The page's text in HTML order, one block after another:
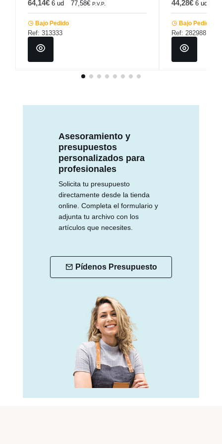
64,14€ 6 ud 77,58€ P.V.P.
Bajo Pedido
Ref: 313333
44,28€ 6 ud
Bajo Pedido
Ref: 282988
Asesoramiento y
presupuestos
personalizados para
profesionales
Solicita tu presupuesto
directamente desde la tienda
online. Completa el formulario y
adjunta tu archivo con los
artículos que necesites.
Pídenos Presupuesto